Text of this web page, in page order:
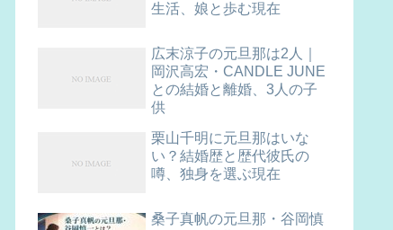
生活、娘と歩む現在
広末涼子の元旦那は2人｜
岡沢高宏・CANDLE JUNE
との結婚と離婚、3人の子
供
栗山千明に元旦那はいな
い？結婚歴と歴代彼氏の
噂、独身を選ぶ現在
桑子真帆の元旦那・谷岡慎